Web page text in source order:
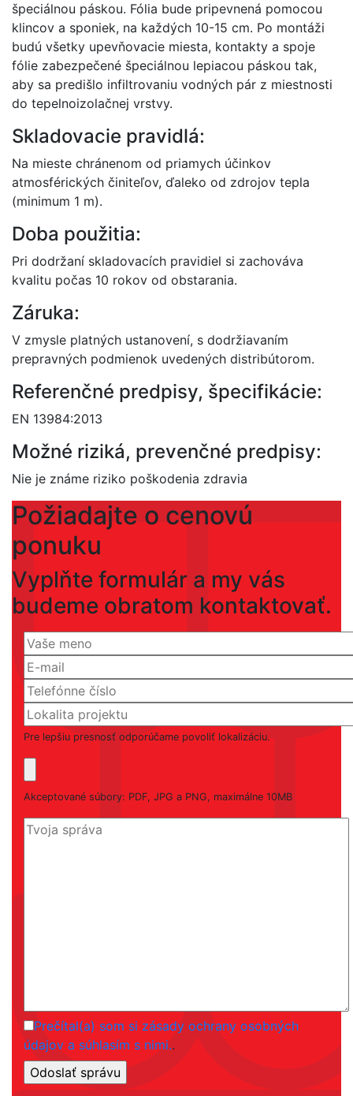
špeciálnou páskou. Fólia bude pripevnená pomocou
klincov a sponiek, na každých 10-15 cm. Po montáži
budú všetky upevňovacie miesta, kontakty a spoje
fólie zabezpečené špeciálnou lepiacou páskou tak,
aby sa predišlo infiltrovaniu vodných pár z miestnosti
do tepelnoizolačnej vrstvy.
Skladovacie pravidlá:
Na mieste chránenom od priamych účinkov
atmosférických činiteľov, ďaleko od zdrojov tepla
(minimum 1 m).
Doba použitia:
Pri dodržaní skladovacích pravidiel si zachováva
kvalitu počas 10 rokov od obstarania.
Záruka:
V zmysle platných ustanovení, s dodržiavaním
prepravných podmienok uvedených distribútorom.
Referenčné predpisy, špecifikácie:
EN 13984:2013
Možné riziká, prevenčné predpisy:
Nie je známe riziko poškodenia zdravia
Požiadajte o cenovú
ponuku
Vyplňte formulár a my vás
budeme obratom kontaktovať.
Pre lepšiu presnosť odporúčame povoliť lokalizáciu.
Akceptované súbory: PDF, JPG a PNG, maximálne 10MB
Prečítal(a) som si zásady ochrany osobných
údajov a súhlasím s nimi..